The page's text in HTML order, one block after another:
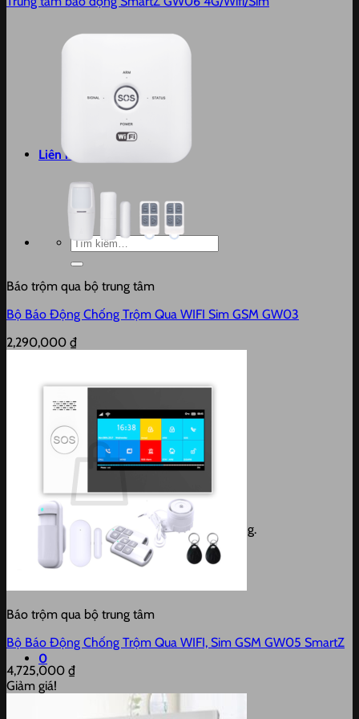
Liên hệ
Tìm
kiếm:
Chưa có sản phẩm trong giỏ hàng.
Quay trở lại cửa hàng
0
Báo trộm qua bộ trung tâm
Bộ Báo Động Chống Trộm Qua WIFI Sim GSM GW03
2,290,000 ₫
Báo trộm qua bộ trung tâm
Bộ Báo Động Chống Trộm Qua WIFI, Sim GSM GW05 SmartZ
4,725,000 ₫
Giảm giá!